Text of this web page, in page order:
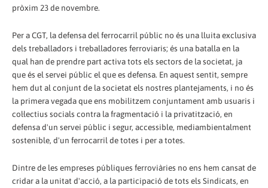
pròxim 23 de novembre.
Per a CGT, la defensa del ferrocarril públic no és una lluita exclusiva
dels treballadors i treballadores ferroviaris; és una batalla en la
qual han de prendre part activa tots els sectors de la societat, ja
que és el servei públic el que es defensa. En aquest sentit, sempre
hem dut al conjunt de la societat els nostres plantejaments, i no és
la primera vegada que ens mobilitzem conjuntament amb usuaris i
col·lectius socials contra la fragmentació i la privatització, en
defensa d'un servei públic i segur, accessible, mediambientalment
sostenible, d'un ferrocarril de totes i per a totes.
Dintre de les empreses públiques ferroviàries no ens hem cansat de
cridar a la unitat d'acció, a la participació de tots els Sindicats, en